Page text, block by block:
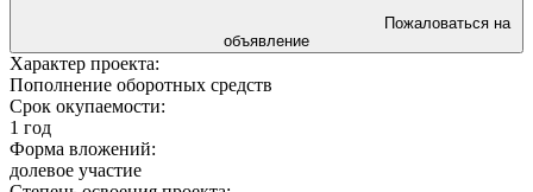
объявление
Характер проекта:
Пополнение оборотных средств
Срок окупаемости:
1 год
Форма вложений:
долевое участие